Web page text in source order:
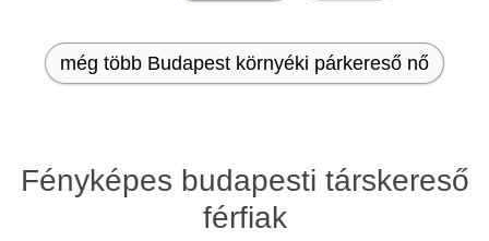
még több Budapest környéki párkereső nő
Fényképes budapesti társkereső
férfiak